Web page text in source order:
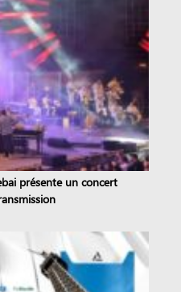
présente un concert